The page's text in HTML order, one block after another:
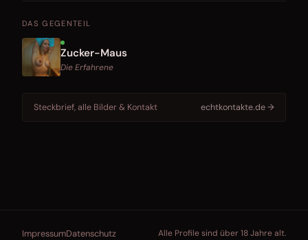
DAS GEGENTEIL
Zucker-Maus
Die Erfahrene
Steckbrief, alle Bilder & Kontakt echtkontakte.de →
ImpressumDatenschutz
Alle Profile sind über 18 Jahre alt.